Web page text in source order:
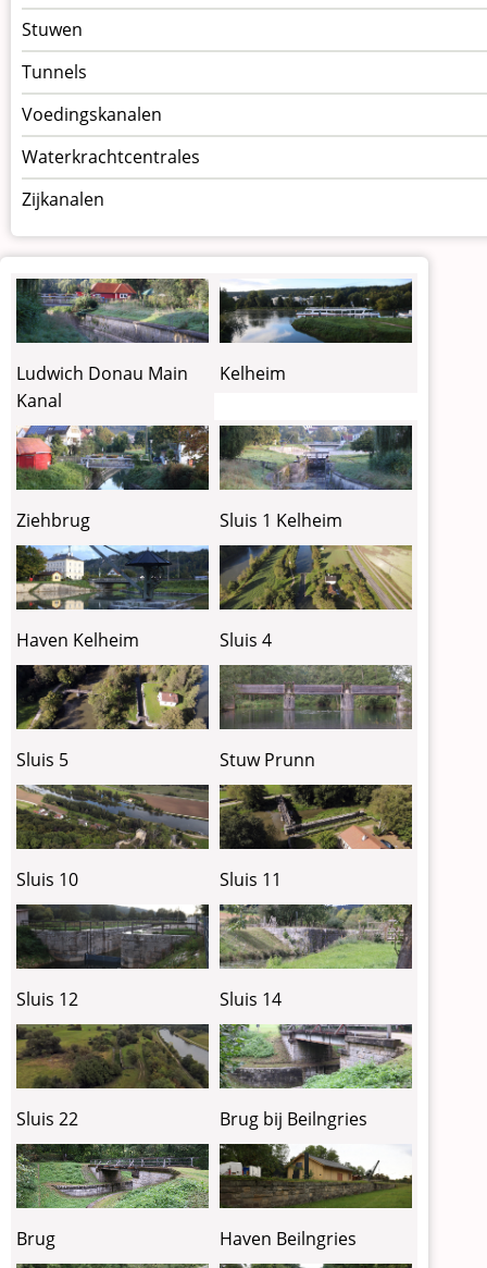
Stuwen
Tunnels
Voedingskanalen
Waterkrachtcentrales
Zijkanalen
Ludwich Donau Main
Kanal
Kelheim
Ziehbrug Sluis 1 Kelheim
Haven Kelheim Sluis 4
Sluis 5 Stuw Prunn
Sluis 10 Sluis 11
Sluis 12 Sluis 14
Sluis 22 Brug bij Beilngries
Brug Haven Beilngries